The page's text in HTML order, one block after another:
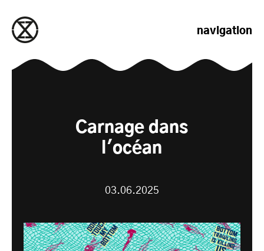
navigation
Carnage dans
l'océan
03.06.2025